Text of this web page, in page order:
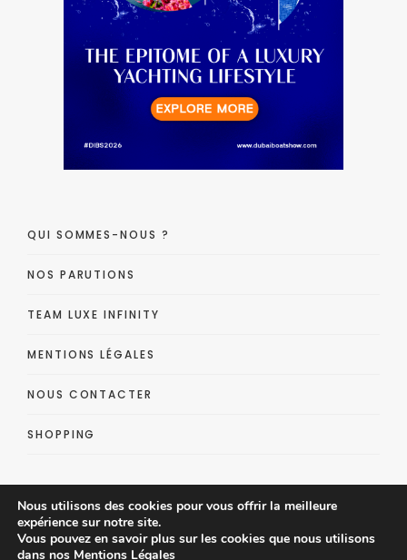
QUI SOMMES-NOUS ?
NOS PARUTIONS
TEAM LUXE INFINITY
MENTIONS LÉGALES
NOUS CONTACTER
SHOPPING
Nous utilisons des cookies pour vous offrir la meilleure
expérience sur notre site.
Vous pouvez en savoir plus sur les cookies que nous utilisons
dans nos Mentions Légales